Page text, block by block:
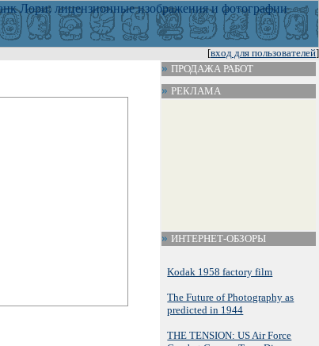
[вход для пользователей]
ПРОДАЖА РАБОТ
РЕКЛАМА
ИНТЕРНЕТ-ОБЗОРЫ
Kodak 1958 factory film
The Future of Photography as
predicted in 1944
THE TENSION: US Air Force